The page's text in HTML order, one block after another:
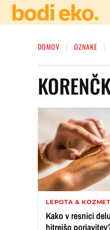
DOMOV OZNAKE
LEPOTA &
Kako v resnici
hitrejšo